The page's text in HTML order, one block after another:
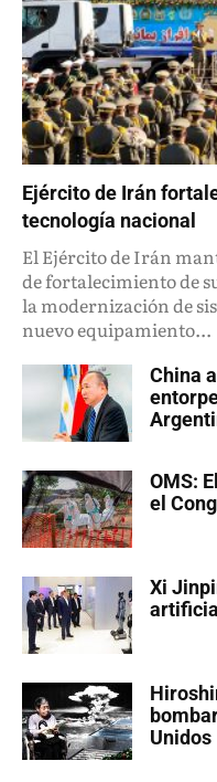
Ejército de Irán
tecnología nacional
El Ejército de Irán
de fortalecimiento de
la modernización de
nuevo equipamiento...
China
OMS:
el
Xi
Unidos